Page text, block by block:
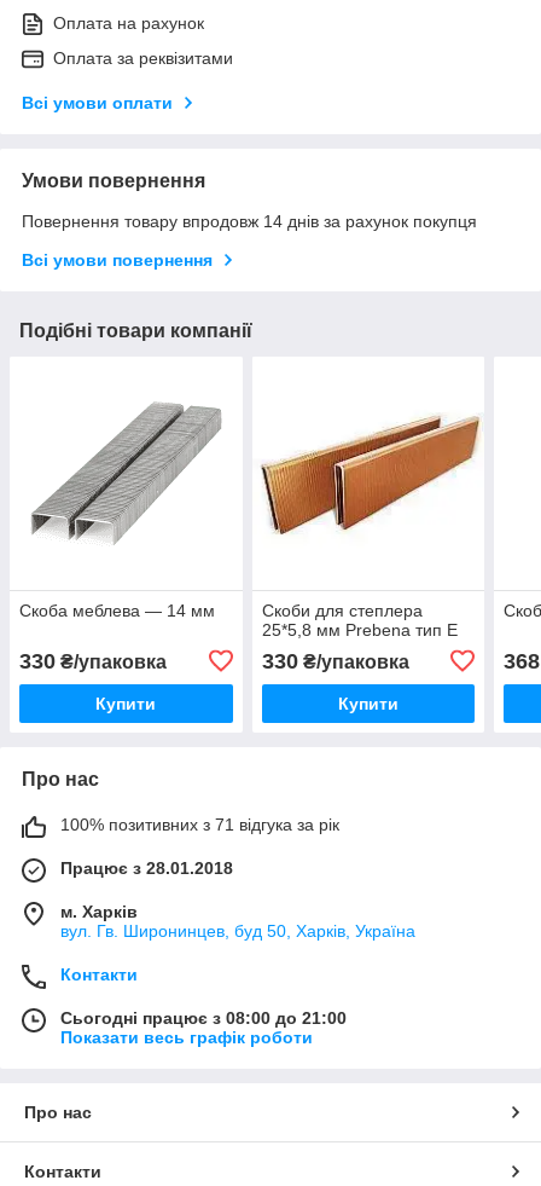
Оплата на рахунок
Оплата за реквізитами
Всі умови оплати
Умови повернення
Повернення товару впродовж 14 днів за рахунок покупця
Всі умови повернення
Подібні товари компанії
Скоба меблева — 14 мм
330 ₴/упаковка
Купити
Скоби для степлера
25*5,8 мм Prebena тип Е
330₴/упаковка
Купити
368
Про нас
100% позитивних з 71 відгука за рік
Працює з 28.01.2018
м. Харків
вул. Гв. Широнинцев, буд 50, Харків, Україна
Контакти
Сьогодні працює з 08:00 до 21:00
Показати весь графік роботи
Про нас
Контакти